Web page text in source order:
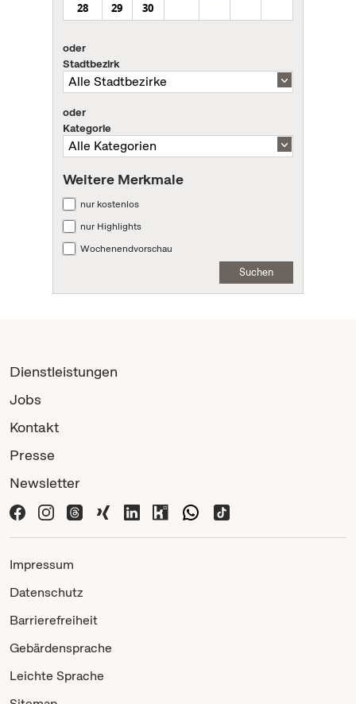
28
29 30
oder
Stadtbezirk
oder
Kategorie
Weitere Merkmale
nur kostenlos
nur Highlights
Wochenendvorschau
Suchen
Dienstleistungen
Jobs
Kontakt
Presse
Newsletter
Impressum
Datenschutz
Barrierefreiheit
Gebärdensprache
Leichte Sprache